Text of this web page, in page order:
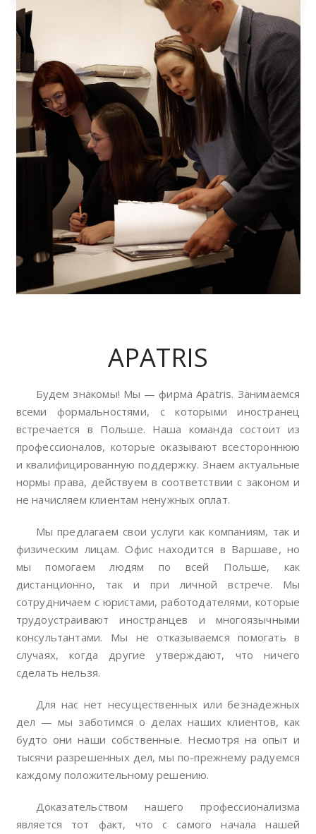
APATRIS
Будем знакомы! Мы — фирма Apatris. Занимаемся
всеми формальностями, с которыми иностранец
встречается в Польше. Наша команда состоит из
профессионалов, которые оказывают всестороннюю
и квалифицированную поддержку. Знаем актуальные
нормы права, действуем в соответствии с законом и
не начисляем клиентам ненужных оплат.
Мы предлагаем свои услуги как компаниям, так и
физическим лицам. Офис находится в Варшаве, но
мы помогаем людям по всей Польше, как
дистанционно, так и при личной встрече. Мы
сотрудничаем с юристами, работодателями, которые
трудоустраивают иностранцев и многоязычными
консультантами. Мы не отказываемся помогать в
случаях, когда другие утверждают, что ничего
сделать нельзя.
Для нас нет несущественных или безнадежных
дел — мы заботимся о делах наших клиентов, как
будто они наши собственные. Несмотря на опыт и
тысячи разрешенных дел, мы по-прежнему радуемся
каждому положительному решению.
Доказательством нашего профессионализма
является тот факт, что с самого начала нашей